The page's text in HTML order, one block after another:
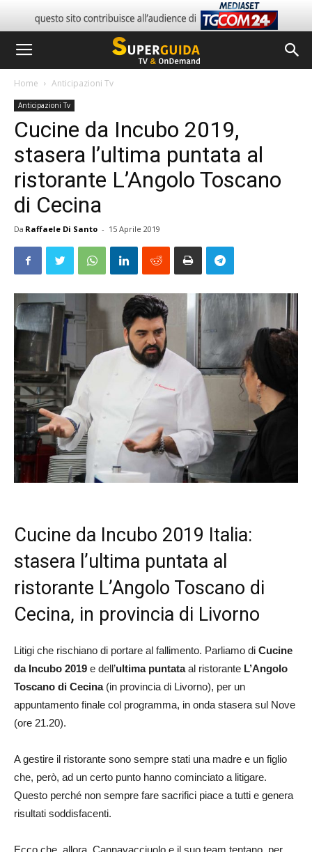
Home Anticipazioni Tv
Anticipazioni Tv
Cucine da Incubo 2019,
stasera l’ultima puntata al
ristorante L’Angolo Toscano
di Cecina
Da Raffaele Di Santo - 15 Aprile 2019
Cucine da Incubo 2019 Italia:
stasera l’ultima puntata al
ristorante L’Angolo Toscano di
Cecina, in provincia di Livorno
Litigi che rischiano di portare al fallimento. Parliamo di Cucine
da Incubo 2019 e dell’ultima puntataal ristorante L’Angolo
Toscano di Cecina(in provincia di Livorno), per un
appuntamento finale col programma, in onda stasera sul Nove
(ore 21.20).
A gestire il ristorante sono sempre stati una madre e un figlio
che, però, ad un certo punto hanno cominciato a litigare.
Questo perché non sempre fare sacrifici piace a tutti e genera
risultati soddisfacenti.
Ecco che, allora, Cannavacciuolo e il suo team tentano, per